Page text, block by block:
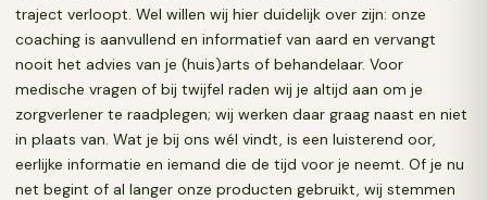
traject verloopt. Wel willen wij hier duidelijk over zijn: onze
coaching is aanvullend en informatief van aard en vervangt
nooit het advies van je (huis)arts of behandelaar. Voor
medische vragen of bij twijfel raden wij je altijd aan om je
zorgverlener te raadplegen; wij werken daar graag naast en niet
in plaats van. Wat je bij ons wél vindt, is een luisterend oor,
eerlijke informatie en iemand die de tijd voor je neemt. Of je nu
net begint of al langer onze producten gebruikt, wij stemmen